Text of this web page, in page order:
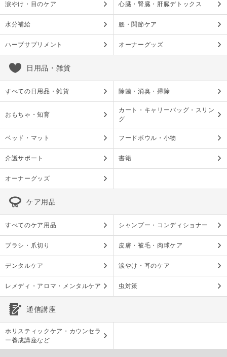
涙やけ・目のケア 心臓・腎臓・肝臓デトックス
水分補給 腰・関節ケア
ハーブサプリメント オーナーグッズ
日用品・雑貨
すべての日用品・雑貨 除菌・消臭・掃除
おもちゃ・知育
カート・キャリーバッグ・スリン
グ
ベッド・マット フードボウル・小物
介護サポート 書籍
オーナーグッズ
ケア用品
すべてのケア用品 シャンプー・コンディショナー
ブラシ・爪切り 皮膚・被毛・肉球ケア
デンタルケア 涙やけ・耳のケア
レメディ・アロマ・メンタルケア 虫対策
通信講座
ホリスティックケア・カウンセラ
ー養成講座など